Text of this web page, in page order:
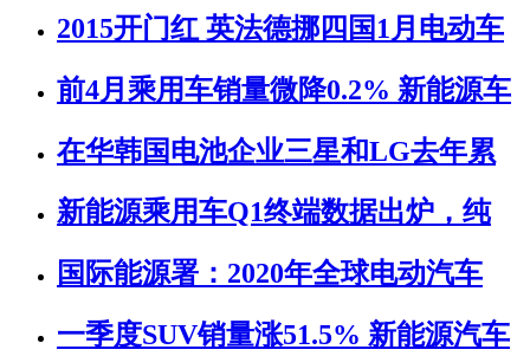
2015开门红 英法德挪四国1月电动车
前4月乘用车销量微降0.2% 新能源车
在华韩国电池企业三星和LG去年累
新能源乘用车Q1终端数据出炉，纯
国际能源署：2020年全球电动汽车
一季度SUV销量涨51.5% 新能源汽车